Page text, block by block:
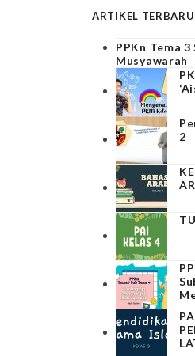
ARTIKEL TERBARU
PPKn Tema
Musyawarah
2